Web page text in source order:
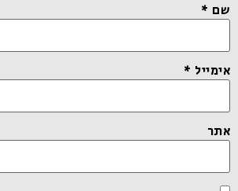
שם *
אימייל *
אתר